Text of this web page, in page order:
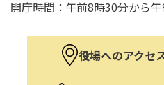
開庁時間：午前8時30分から
役場へのアクセ